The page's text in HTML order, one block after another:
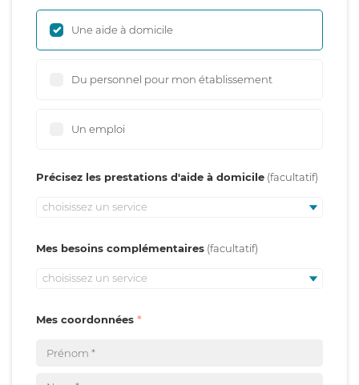
Une aide à domicile
Du personnel pour mon établissement
Un emploi
Précisez les prestations d'aide à domicile
choisissez un service
Mes besoins complémentaires
choisissez un service
Mes coordonnées